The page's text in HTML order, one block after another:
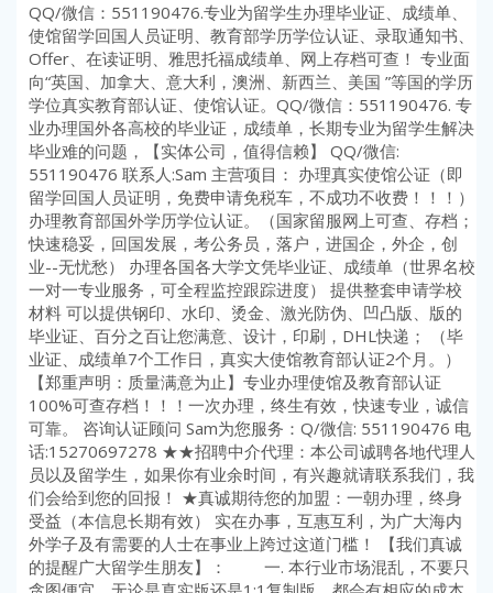
QQ/微信：551190476.专业为留学生办理毕业证、成绩单、
使馆留学回国人员证明、教育部学历学位认证、录取通知书、
Offer、在读证明、雅思托福成绩单、网上存档可查！ 专业面
向“英国、加拿大、意大利，澳洲、新西兰、美国 ”等国的学历
学位真实教育部认证、使馆认证。QQ/微信：551190476. 专
业办理国外各高校的毕业证，成绩单，长期专业为留学生解决
毕业难的问题，【实体公司，值得信赖】 QQ/微信:
551190476 联系人:Sam 主营项目： 办理真实使馆公证（即
留学回国人员证明，免费申请免税车，不成功不收费！！！）
办理教育部国外学历学位认证。（国家留服网上可查、存档；
快速稳妥，回国发展，考公务员，落户，进国企，外企，创
业--无忧愁） 办理各国各大学文凭毕业证、成绩单（世界名校
一对一专业服务，可全程监控跟踪进度） 提供整套申请学校
材料 可以提供钢印、水印、烫金、激光防伪、凹凸版、版的
毕业证、百分之百让您满意、设计，印刷，DHL快递； （毕
业证、成绩单7个工作日，真实大使馆教育部认证2个月。）
【郑重声明：质量满意为止】专业办理使馆及教育部认证
100%可查存档！！！一次办理，终生有效，快速专业，诚信
可靠。 咨询认证顾问 Sam为您服务：Q/微信: 551190476 电
话:15270697278 ★★招聘中介代理：本公司诚聘各地代理人
员以及留学生，如果你有业余时间，有兴趣就请联系我们，我
们会给到您的回报！ ★真诚期待您的加盟：一朝办理，终身
受益（本信息长期有效） 实在办事，互惠互利，为广大海内
外学子及有需要的人士在事业上跨过这道门槛！ 【我们真诚
的提醒广大留学生朋友】： 一. 本行业市场混乱，不要只